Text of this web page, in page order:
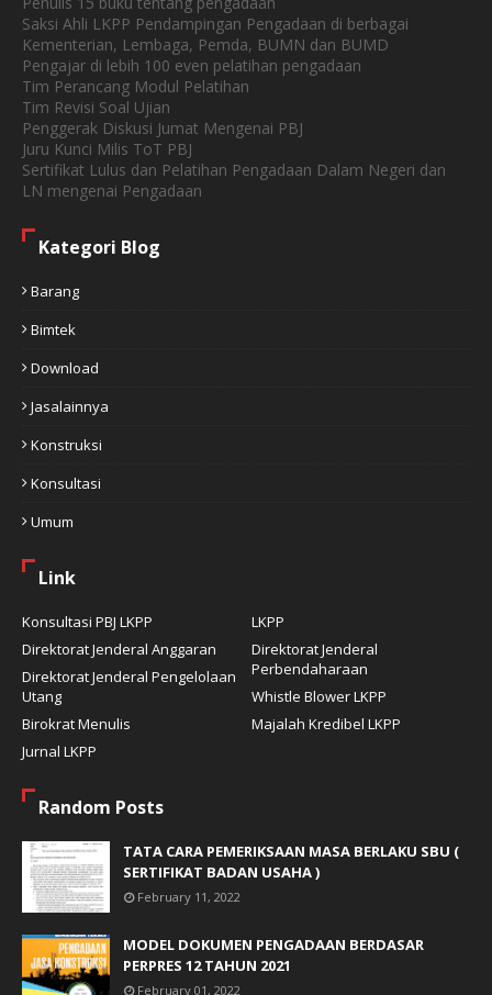
Saksi Ahli LKPP Pendampingan Pengadaan di berbagai
Kementerian, Lembaga, Pemda, BUMN dan BUMD
Pengajar di lebih 100 even pelatihan pengadaan
Tim Perancang Modul Pelatihan
Tim Revisi Soal Ujian
Penggerak Diskusi Jumat Mengenai PBJ
Juru Kunci Milis ToT PBJ
Sertifikat Lulus dan Pelatihan Pengadaan Dalam Negeri dan
LN mengenai Pengadaan
Kategori Blog
Barang
Bimtek
Download
Jasalainnya
Konstruksi
Konsultasi
Umum
Link
Konsultasi PBJ LKPP
LKPP
Direktorat Jenderal Anggaran
Direktorat Jenderal
Perbendaharaan
Direktorat Jenderal Pengelolaan
Utang
Whistle Blower LKPP
Birokrat Menulis
Majalah Kredibel LKPP
Jurnal LKPP
Random Posts
TATA CARA PEMERIKSAAN MASA BERLAKU SBU (
SERTIFIKAT BADAN USAHA )
February 11, 2022
MODEL DOKUMEN PENGADAAN BERDASAR
PERPRES 12 TAHUN 2021
February 01, 2022